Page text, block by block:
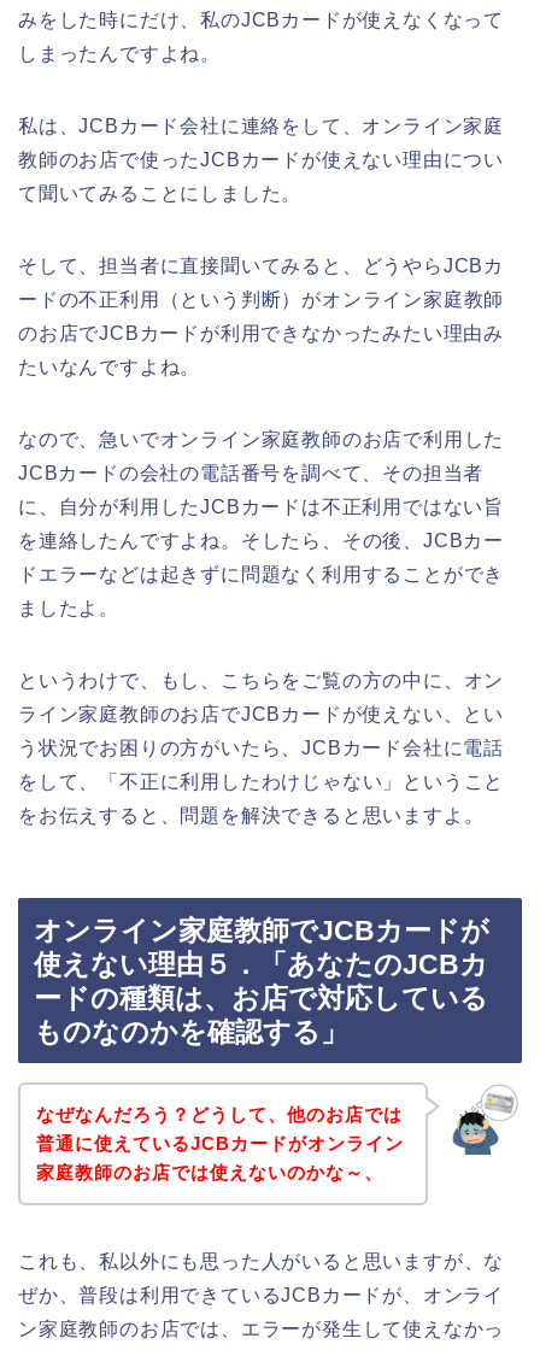
みをした時にだけ、私のJCBカードが使えなくなって
しまったんですよね。
私は、JCBカード会社に連絡をして、オンライン家庭
教師のお店で使ったJCBカードが使えない理由につい
て聞いてみることにしました。
そして、担当者に直接聞いてみると、どうやらJCBカ
ードの不正利用（という判断）がオンライン家庭教師
のお店でJCBカードが利用できなかったみたい理由み
たいなんですよね。
なので、急いでオンライン家庭教師のお店で利用した
JCBカードの会社の電話番号を調べて、その担当者
に、自分が利用したJCBカードは不正利用ではない旨
を連絡したんですよね。そしたら、その後、JCBカー
ドエラーなどは起きずに問題なく利用することができ
ましたよ。
というわけで、もし、こちらをご覧の方の中に、オン
ライン家庭教師のお店でJCBカードが使えない、とい
う状況でお困りの方がいたら、JCBカード会社に電話
をして、「不正に利用したわけじゃない」ということ
をお伝えすると、問題を解決できると思いますよ。
オンライン家庭教師でJCBカードが
使えない理由５．「あなたのJCBカ
ードの種類は、お店で対応している
ものなのかを確認する」
なぜなんだろう？どうして、他のお店では
普通に使えているJCBカードがオンライン
家庭教師のお店では使えないのかな～、
これも、私以外にも思った人がいると思いますが、な
ぜか、普段は利用できているJCBカードが、オンライ
ン家庭教師のお店では、エラーが発生して使えなかっ